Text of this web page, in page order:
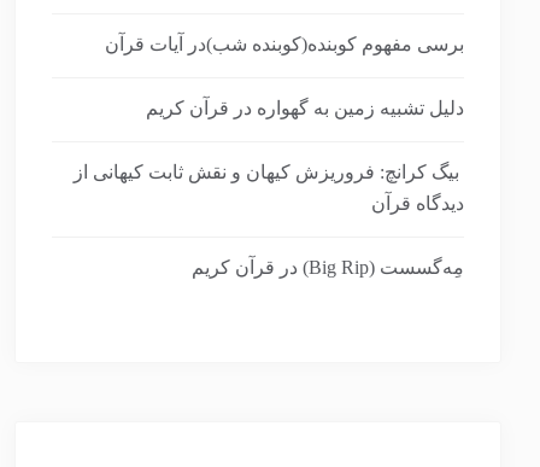
برسی مفهوم کوبنده(کوبنده شب)در آیات قرآن
دلیل تشبیه زمین به گهواره در قرآن کریم
بیگ کرانچ: فروریزش کیهان و نقش ثابت کیهانی از
دیدگاه قرآن
مِه‌گسست (Big Rip) در قرآن کریم